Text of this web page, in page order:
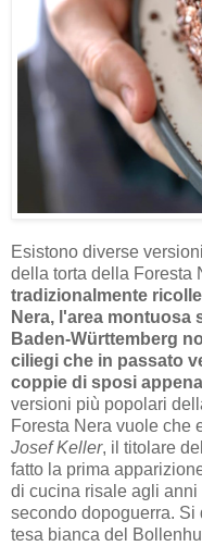
Esistono diverse
della torta della Foresta
tradizionalmente
Nera, l'area montuosa
Baden-Württemberg
ciliegi che in passato
coppie di sposi
versioni più popolari
Foresta Nera vuole che
Josef Keller, il titolare del
fatto la prima
di cucina risale agli anni
secondo dopoguerra. Si
tesa bianca del